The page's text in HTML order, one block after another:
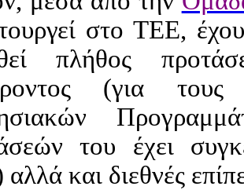
στο ΤΕΕ,
πλήθος
(για
του έχει
και διεθνές